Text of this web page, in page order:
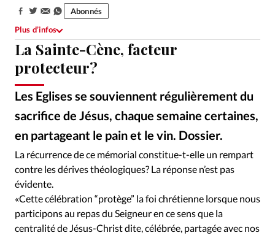
Opinions
Tous les articles
Faire un don
Emploi
Se connecter
Édition: Internationale
Devise:CHF
RUBRIQUES
Tous les articles
Actualité chrétienne
Actualité internationale
Chronique
Culture
La Sainte-Cène, facteur
protecteur?
Les Eglises se souviennent régulièrement du
sacrifice de Jésus, chaque semaine certaines,
en partageant le pain et le vin. Dossier.
Partager:
Abonnés
Plus d’infos
La récurrence de ce mémorial constitue-t-elle un rempart
contre les dérives théologiques? La réponse n’est pas
évidente.
«Cette célébration “protège” la foi chrétienne lorsque nous
participons au repas du Seigneur en ce sens que la
centralité de Jésus-Christ dite, célébrée, partagée avec nos